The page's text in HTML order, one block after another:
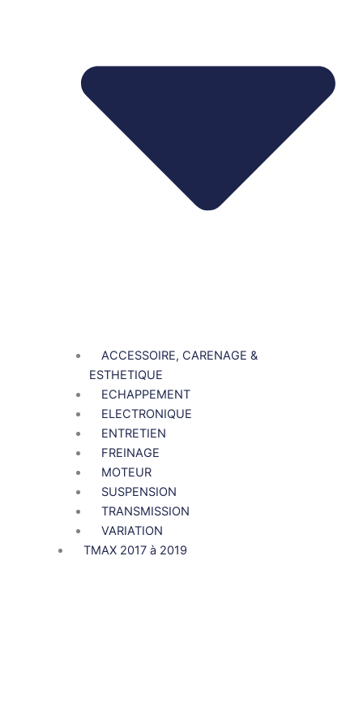
ACCESSOIRE, CARENAGE &
ESTHETIQUE
ECHAPPEMENT
ELECTRONIQUE
ENTRETIEN
FREINAGE
MOTEUR
SUSPENSION
TRANSMISSION
VARIATION
TMAX 2017 à 2019